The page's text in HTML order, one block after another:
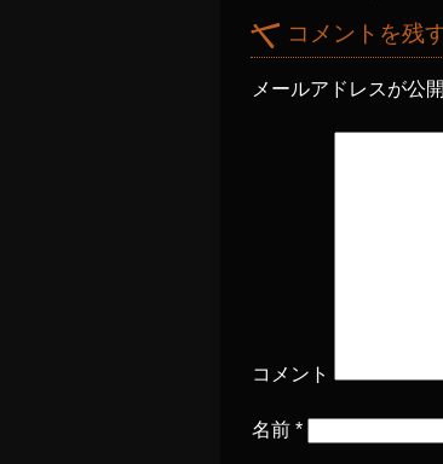
コメントを残
メールアドレスが公
コメント
名前 *